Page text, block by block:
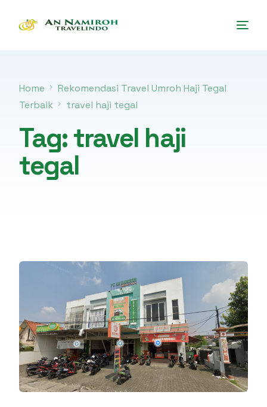
Home
Rekomendasi Travel Umroh Haji Tegal
Terbaik
travel haji tegal
Tag:travel haji
tegal